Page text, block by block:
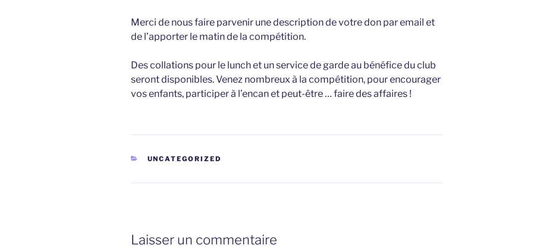
Merci de nous faire parvenir une description de votre don par email et
de l’apporter le matin de la compétition.
Des collations pour le lunch et un service de garde au bénéfice du club
seront disponibles. Venez nombreux à la compétition, pour encourager
vos enfants, participer à l’encan et peut-être … faire des affaires !
CATÉGORIES
UNCATEGORIZED
Laisser un commentaire